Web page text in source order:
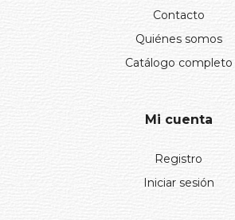
Contacto
Quiénes somos
Catálogo completo
Mi cuenta
Registro
Iniciar sesión